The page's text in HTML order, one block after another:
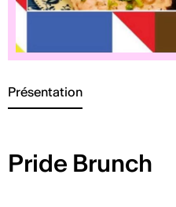
Présentation
Pride Brunch